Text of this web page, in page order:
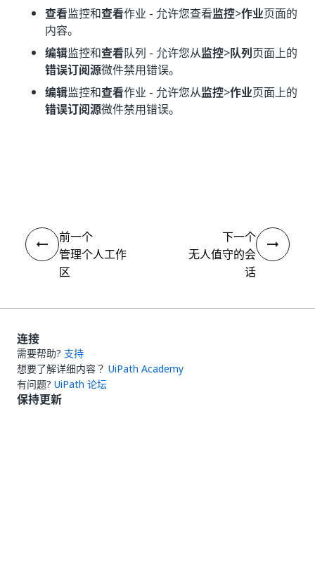
查看监控和查看作业 - 允许您查看监控>作业页面的
内容。
编辑监控和查看队列 - 允许您从监控>队列页面上的
错误订阅源微件禁用错误。
编辑监控和查看作业 - 允许您从监控>作业页面上的
错误订阅源微件禁用错误。
前一个
管理个人工作
区
下一个
无人值守的会
话
连接
需要帮助? 支持
想要了解详细内容？ UiPath Academy
有问题? UiPath 论坛
保持更新